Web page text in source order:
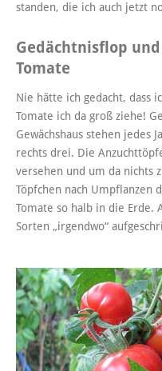
standen, die ich auch jetzt
Gedächtnisflop
Tomate
Nie hätte ich gedacht, dass
Tomate ich da groß ziehe!
Gewächshaus stehen jedes
rechts drei. Die
versehen und um da nichts
Töpfchen nach Umpflanzen
Tomate so halb in die
Sorten „irgendwo“